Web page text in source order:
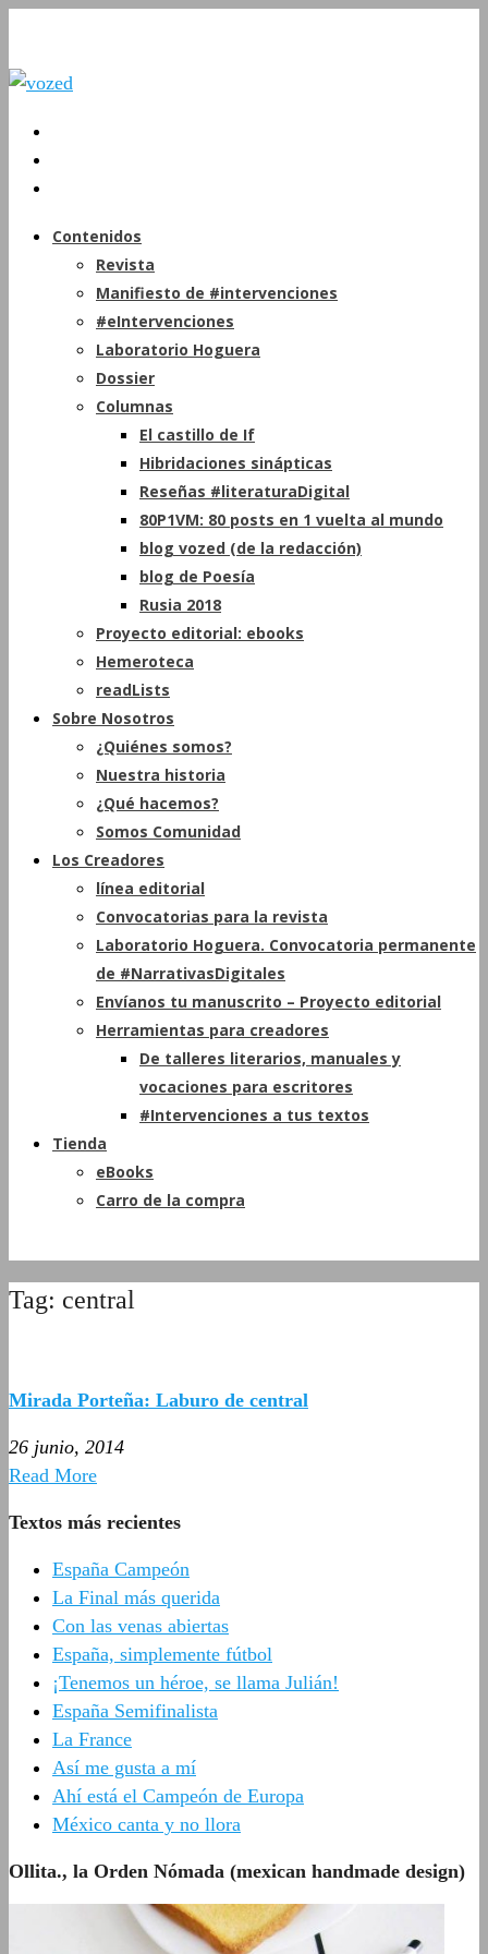
Contenidos
Revista
Manifiesto de #intervenciones
#eIntervenciones
Laboratorio Hoguera
Dossier
Columnas
El castillo de If
Hibridaciones sinápticas
Reseñas #literaturaDigital
80P1VM: 80 posts en 1 vuelta al mundo
blog vozed (de la redacción)
blog de Poesía
Rusia 2018
Proyecto editorial: ebooks
Hemeroteca
readLists
Sobre Nosotros
¿Quiénes somos?
Nuestra historia
¿Qué hacemos?
Somos Comunidad
Los Creadores
línea editorial
Convocatorias para la revista
Laboratorio Hoguera. Convocatoria permanente
de #NarrativasDigitales
Envíanos tu manuscrito – Proyecto editorial
Herramientas para creadores
De talleres literarios, manuales y
vocaciones para escritores
#Intervenciones a tus textos
Tienda
eBooks
Carro de la compra
Tag: central
Mirada Porteña: Laburo de central
26 junio, 2014
Read More
Textos más recientes
España Campeón
La Final más querida
Con las venas abiertas
España, simplemente fútbol
¡Tenemos un héroe, se llama Julián!
España Semifinalista
La France
Así me gusta a mí
Ahí está el Campeón de Europa
México canta y no llora
Ollita., la Orden Nómada (mexican handmade design)